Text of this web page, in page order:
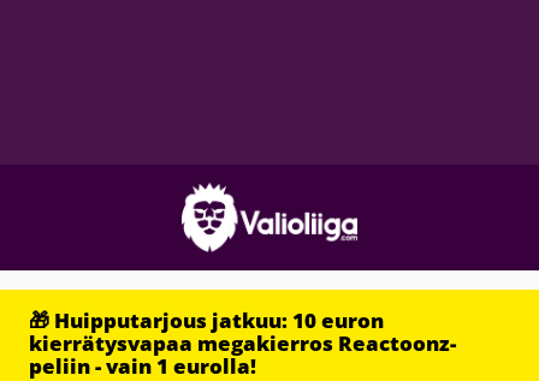
🎁 Huipputarjous jatkuu: 10 euron
kierrätysvapaa megakierros Reactoonz-
peliin - vain 1 eurolla!